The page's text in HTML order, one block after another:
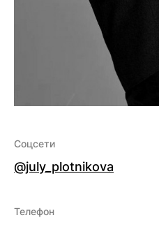
Соцсети
@july_plotnikova
Телефон